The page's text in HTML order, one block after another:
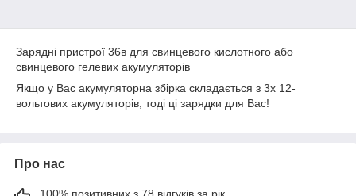
Зарядні пристрої 36в для свинцевого кислотного або
свинцевого гелевих акумуляторів
Якщо у Вас акумуляторна збірка складається з 3х 12-
вольтових акумуляторів, тоді ці зарядки для Вас!
Про нас